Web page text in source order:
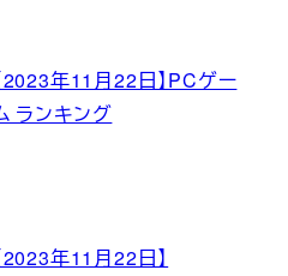
2023年11月22日】PCゲー
ランキング
2023年11月22日】